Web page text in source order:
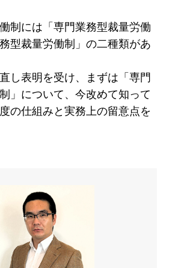
制には「専門業務型裁量労働
型裁量労働制」の二種類があ
し表明を受け、まずは「専門
」について、今改めて知って
の仕組みと実務上の留意点を